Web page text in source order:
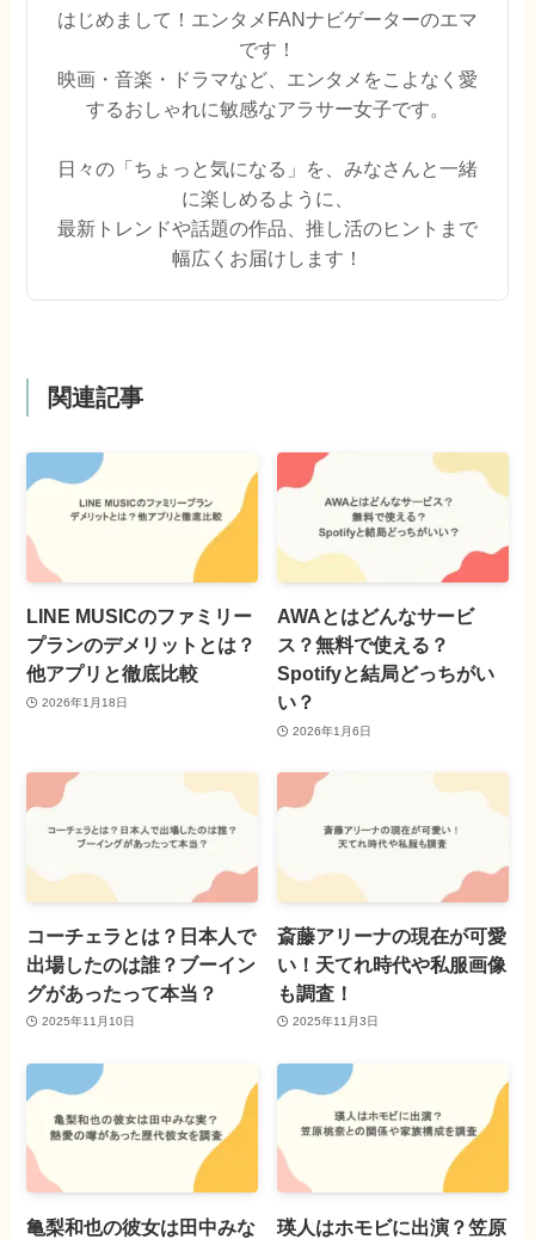
はじめまして！エンタメFANナビゲーターのエマ
です！
映画・音楽・ドラマなど、エンタメをこよなく愛
するおしゃれに敏感なアラサー女子です。
日々の「ちょっと気になる」を、みなさんと一緒
に楽しめるように、
最新トレンドや話題の作品、推し活のヒントまで
幅広くお届けします！
関連記事
LINE MUSICのファミリー
プランのデメリットとは？
他アプリと徹底比較
2026年1月18日
AWAとはどんなサービ
ス？無料で使える？
Spotifyと結局どっちがい
い？
2026年1月6日
コーチェラとは？日本人で
出場したのは誰？ブーイン
グがあったって本当？
2025年11月10日
斎藤アリーナの現在が可愛
い！天てれ時代や私服画像
も調査！
2025年11月3日
亀梨和也の彼女は田中みな
瑛人はホモビに出演？笠原